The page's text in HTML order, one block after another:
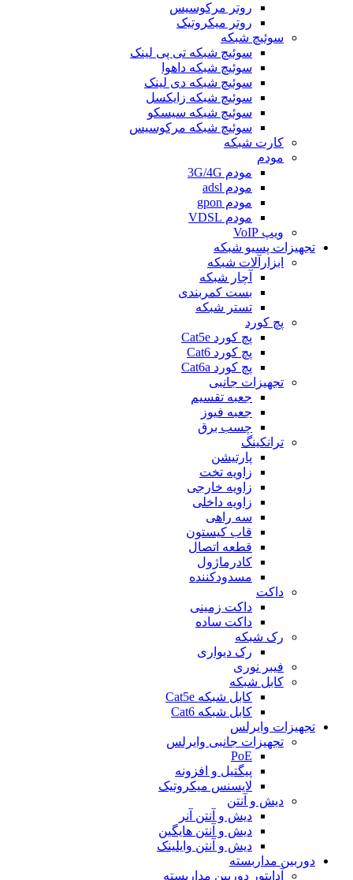
روتر مرکوسیس
روتر میکروتیک
سوئیچ شبکه
سوئیچ شبکه تی پی لینک
سوئیچ شبکه داهوا
سوئیچ شبکه دی لینک
سوئیچ شبکه زایکسل
سوئیچ شبکه سیسکو
سوئیچ شبکه مرکوسیس
کارت شبکه
مودم
مودم 3G/4G
مودم adsl
مودم gpon
مودم VDSL
ویپ VoIP
تجهیزات پسیو شبکه
ابزارآلات شبکه
آچار شبکه
بست کمربندی
تستر شبكه
پچ کورد
پچ کورد Cat5e
پچ کورد Cat6
پچ کورد Cat6a
تجهیزات جانبی
جعبه تقسیم
جعبه فیوز
چسب برق
ترانکینگ
پارتیشن
زاویه تخت
زاویه خارجی
زاویه داخلی
سه راهی
قاب کیستون
قطعه اتصال
کادرماژول
مسدودکننده
داکت
داکت زمینی
داکت ساده
رک شبکه
رک دیواری
فیبر نوری
کابل شبکه
کابل شبکه Cat5e
کابل شبکه Cat6
تجهیزات وایرلس
تجهیزات جانبی وایرلس
PoE
پيگتيل و افزونه
لایسنس میکروتیک
دیش و آنتن
دیش و آنتن آنر
دیش و آنتن هایگین
دیش و آنتن وایلینک
دوربین مداربسته
آداپتور دوربین مداربسته